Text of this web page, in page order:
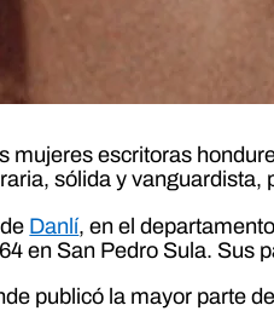
mujeres escritoras
sólida y
Danlí, en el
en San Pedro Sula. Sus
publicó la mayor parte